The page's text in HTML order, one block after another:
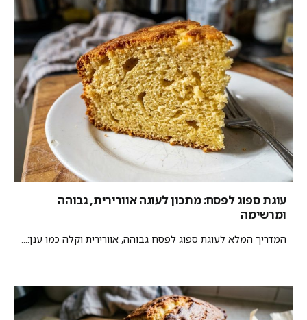
עוגת ספוג לפסח: מתכון לעוגה אוורירית, גבוהה
ומרשימה
המדריך המלא לעוגת ספוג לפסח גבוהה, אוורירית וקלה כמו ענן:...